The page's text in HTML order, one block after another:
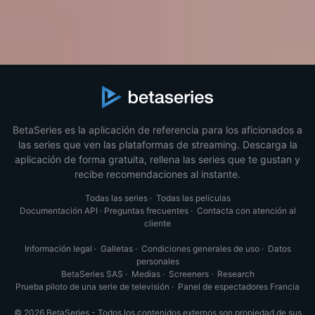
BetaSeries es la aplicación de referencia para los aficionados a
las series que ven las plataformas de streaming. Descarga la
aplicación de forma gratuita, rellena las series que te gustan y
recibe recomendaciones al instante.
Todas las series· Todas las películas
Documentación API · Preguntas frecuentes· Contacta con atención al
cliente
Información legal · Galletas· Condiciones generales de uso· Datos
personales
BetaSeries SAS · Medias· Screeners· Research
Prueba piloto de una serie de televisión · Panel de espectadores Francia
© 2026 BetaSeries - Todos los contenidos externos son propiedad de sus